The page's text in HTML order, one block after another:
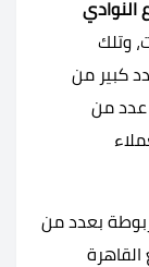
النوادي
وتلك
كبير من
عدد من
بعدد من